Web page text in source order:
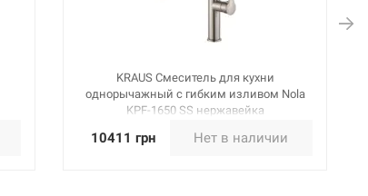
KRAUS Смеситель для кухни
однорычажный с гибким изливом Nola
KPF-1650 SS нержавейка
10411 грн Нет в наличии